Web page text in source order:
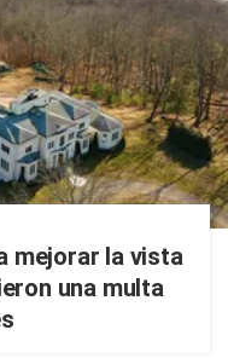
mejorar la vista
una multa